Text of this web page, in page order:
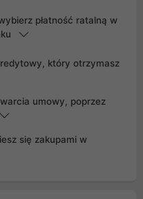
płatność ratalną w
który otrzymasz
umowy, poprzez
się zakupami w